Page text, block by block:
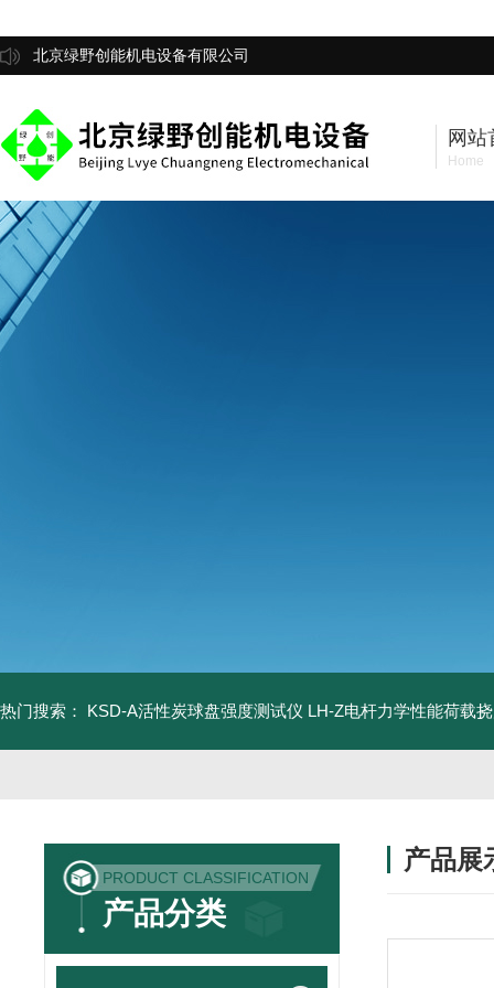
北京绿野创能机电设备有限公司
网站
Home
热门搜索： KSD-A活性炭球盘强度测试仪 LH-Z电杆力学性能荷载
PRODUCT CLASSIFICATION
产品分类
产品展